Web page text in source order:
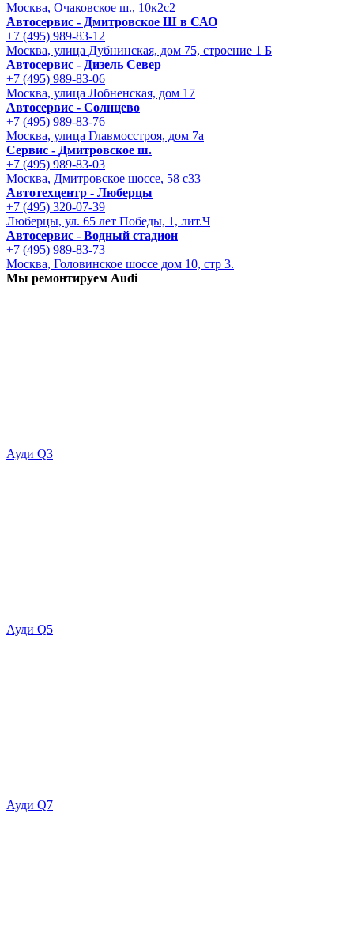
Москва, Очаковское ш., 10к2с2
Автосервис - Дмитровское Ш в САО
+7 (495) 989-83-12
Москва, улица Дубнинская, дом 75, строение 1 Б
Автосервис - Дизель Север
+7 (495) 989-83-06
Москва, улица Лобненская, дом 17
Автосервис - Солнцево
+7 (495) 989-83-76
Москва, улица Главмосстроя, дом 7а
Сервис - Дмитровское ш.
+7 (495) 989-83-03
Москва, Дмитровское шоссе, 58 с33
Автотехцентр - Люберцы
+7 (495) 320-07-39
Люберцы, ул. 65 лет Победы, 1, лит.Ч
Автосервис - Водный стадион
+7 (495) 989-83-73
Москва, Головинское шоссе дом 10, стр 3.
Мы ремонтируем Audi
Ауди Q3
Ауди Q5
Ауди Q7